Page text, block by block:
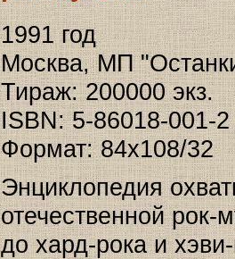
1991 год
Москва, МП
Тираж: 200000 экз.
ISBN: 5-86018-001-2
Формат: 84x108/32
Энциклопедия
отечественной
до xард-рокa и